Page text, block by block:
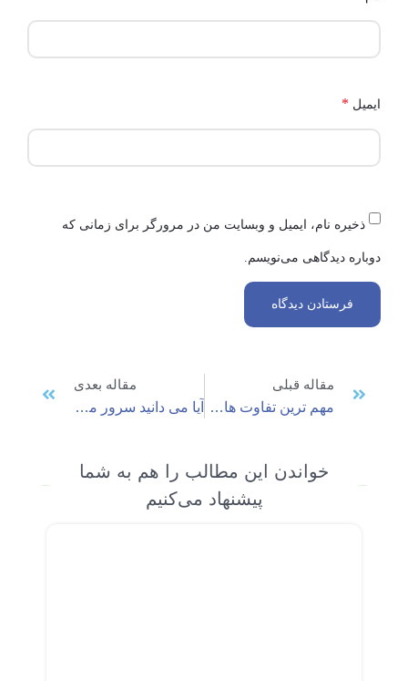
ایمیل *
ذخیره نام، ایمیل و وبسایت من در مرورگر برای زمانی که
دوباره دیدگاهی می‌نویسم.
مقاله قبلی
مهم ترین تفاوت هاست و سرور چیست؟
مقاله بعدی
آیا می دانید سرور مجازی ویندوز چیست؟
خواندن این مطالب را هم به شما
پیشنهاد می‌کنیم